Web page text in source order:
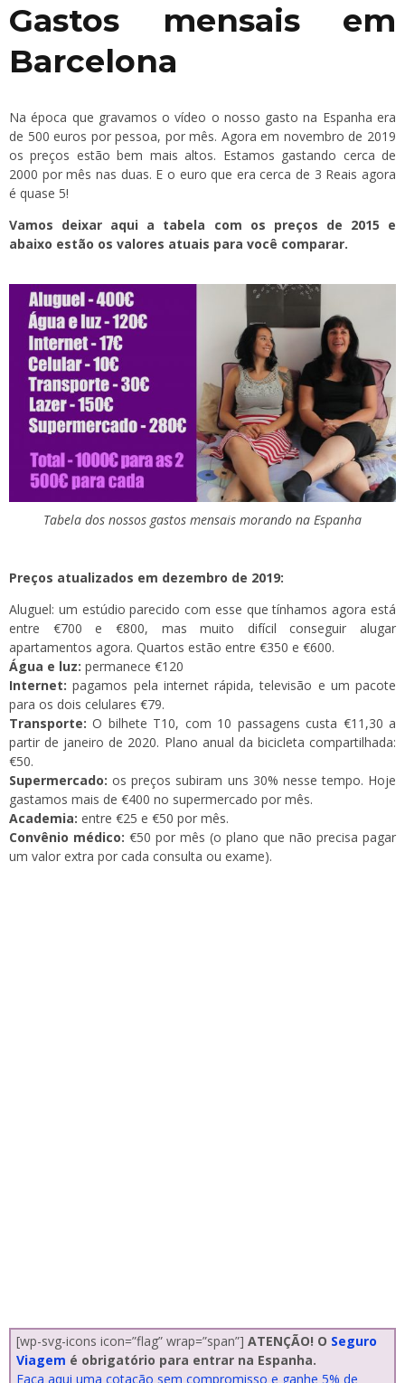
Gastos mensais em
Barcelona
Na época que gravamos o vídeo o nosso gasto na Espanha era
de 500 euros por pessoa, por mês. Agora em novembro de 2019
os preços estão bem mais altos. Estamos gastando cerca de
2000 por mês nas duas. E o euro que era cerca de 3 Reais agora
é quase 5!
Vamos deixar aqui a tabela com os preços de 2015 e
abaixo estão os valores atuais para você comparar.
Tabela dos nossos gastos mensais morando na Espanha
Preços atualizados em dezembro de 2019:
Aluguel: um estúdio parecido com esse que tínhamos agora está
entre €700 e €800, mas muito difícil conseguir alugar
apartamentos agora. Quartos estão entre €350 e €600.
Água e luz: permanece €120
Internet: pagamos pela internet rápida, televisão e um pacote
para os dois celulares €79.
Transporte: O bilhete T10, com 10 passagens custa €11,30 a
partir de janeiro de 2020. Plano anual da bicicleta compartilhada:
€50.
Supermercado: os preços subiram uns 30% nesse tempo. Hoje
gastamos mais de €400 no supermercado por mês.
Academia: entre €25 e €50 por mês.
Convênio médico: €50 por mês (o plano que não precisa pagar
um valor extra por cada consulta ou exame).
[wp-svg-icons icon=”flag” wrap=”span”] ATENÇÃO! O Seguro
Viagem é obrigatório para entrar na Espanha.
Faça aqui uma cotação sem compromisso e ganhe 5% de